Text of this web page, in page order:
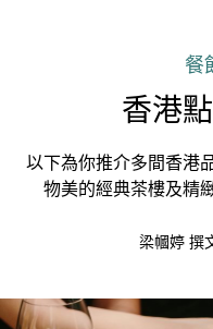
餐
香港
以下為你推介多間香港
物美的經典茶樓及精
梁幗婷 撰